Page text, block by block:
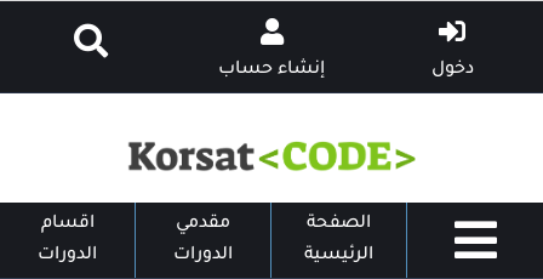
دخول إنشاء حساب
الصفحة
الرئيسية
مقدمي
الدورات
اقسام
الدورات